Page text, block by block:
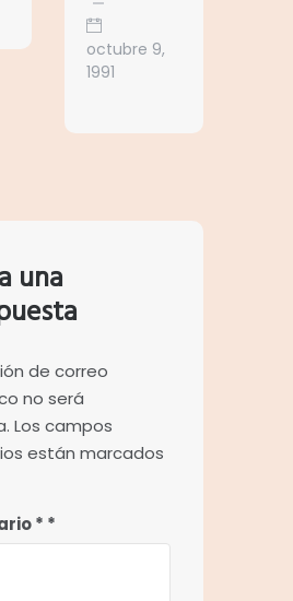
octubre 9,
1991
una
de correo
no será
Los campos
están marcados
*